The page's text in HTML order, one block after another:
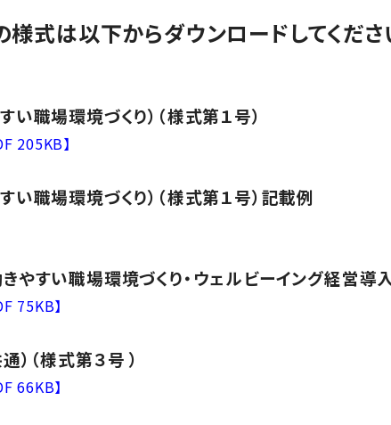
式は以下からダウンロードしてくださ
職場環境づくり）（様式第１号）
205KB】
職場環境づくり）（様式第１号）記載例
すい職場環境づくり・ウェルビーイング経営導入
75KB】
（様式第３号 ）
66KB】